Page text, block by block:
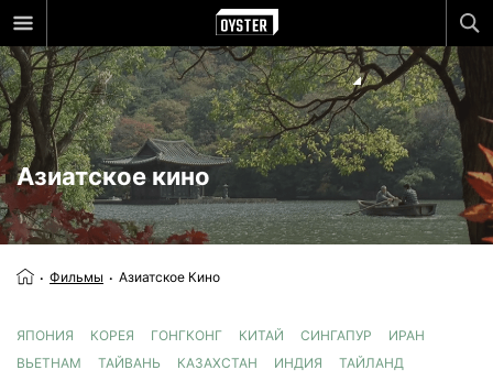
Азиатское кино
Фильмы Азиатское Кино
ЯПОНИЯ КОРЕЯ ГОНГКОНГ КИТАЙ СИНГАПУР
ИРАН
ВЬЕТНАМ
ТАЙВАНЬ КАЗАХСТАН ИНДИЯ
ТАЙЛАНД